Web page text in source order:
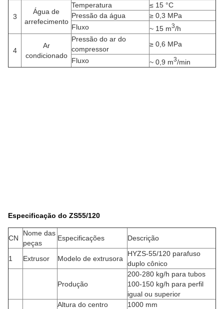
3
Água de
arrefecimento
Temperatura
≤ 15 °C
Pressão da água
≥ 0,3 MPa
Fluxo
~ 15 m3/h
4
Ar
condicionado
Pressão do ar do
compressor
≥ 0,6 MPa
Fluxo ~ 0,9 m3/min
Especificação do ZS55/120
CN
Nome das
peças
Especificações Descrição
1 Extrusor Modelo de extrusora
HYZS-55/120 parafuso
duplo cônico
Produção
200-280 kg/h para tubos
100-150 kg/h para perfil
igual ou superior
Altura do centro
1000 mm